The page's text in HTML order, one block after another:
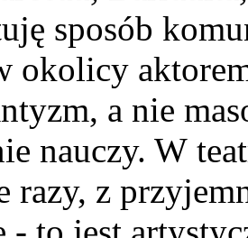
sposób
okolicy
a nie
nauczy. W
razy, z